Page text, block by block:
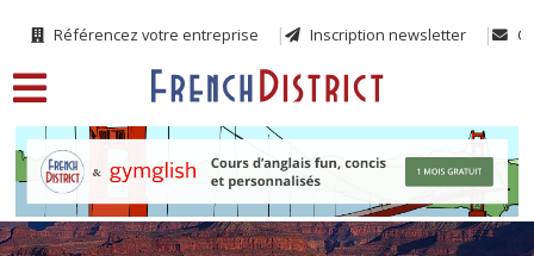
Référencez votre entreprise Inscription newsletter